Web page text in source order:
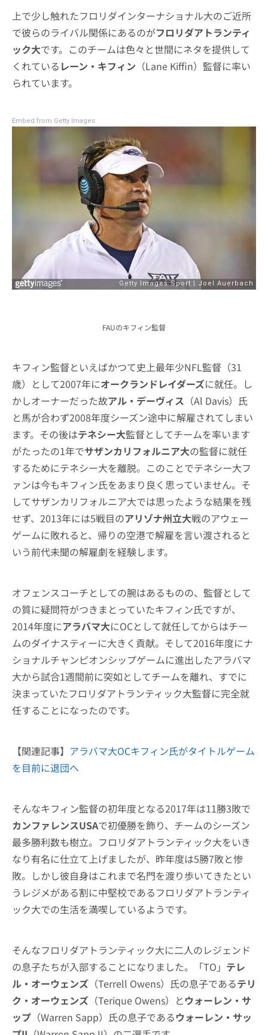
上で少し触れたフロリダインターナショナル大のご近所
で彼らのライバル関係にあるのがフロリダアトランティ
ック大です。このチームは色々と世間にネタを提供して
くれている レーン・キフィン （Lane Kiffin）監督に率い
られています。
Embed from Getty Images
FAUのキフィン監督
キフィン監督といえばかつて史上最年少NFL監督（31
歳）として2007年にオークランドレイダーズに就任。し
かしオーナーだった故アル・デーヴィス （Al Davis）氏
と馬が合わず2008年度シーズン途中に解雇されてしまい
ます。その後はテネシー大監督としてチームを率います
がたったの1年でサザンカリフォルニア大の監督に就任
するためにテネシー大を離脱。このことでテネシー大フ
ァンは今もキフィン氏をあまり良く思っていません。そ
してサザンカリフォルニア大では思ったような結果を残
せず、2013年には5戦目のアリゾナ州立大戦のアウェー
ゲームに敗れると、帰りの空港で解雇を言い渡されると
いう前代未聞の解雇劇を経験します。
オフェンスコーチとしての腕はあるものの、監督として
の質に疑問符がつきまとっていたキフィン氏ですが、
2014年度にアラバマ大にOCとして就任してからはチー
ムのダイナスティーに大きく貢献。そして2016年度にナ
ショナルチャンピオンシップゲームに進出したアラバマ
大から試合1週間前に突如としてチームを離れ、すでに
決まっていたフロリダアトランティック大監督に完全就
任することになったのです。
【関連記事】 アラバマ大OCキフィン氏がタイトルゲーム
を目前に退団へ
そんなキフィン監督の初年度となる2017年は11勝3敗で
カンファレンスUSAで初優勝を飾り、チームのシーズン
最多勝利数も樹立。フロリダアトランティック大をいき
なり有名に仕立て上げましたが、昨年度は5勝7敗と惨
敗。しかし彼自身はこれまで名門を渡り歩いてきたとい
うレジメがある割に中堅校であるフロリダアトランティ
ック大での生活を満喫しているようです。
そんなフロリダアトランティック大に二人のレジェンド
の息子たちが入部することになりました。「TO」 テレ
ル・オーウェンズ （Terrell Owens）氏の息子であるテリ
ク・オーウェンズ （Terique Owens）とウォーレン・サ
ップ （Warren Sapp）氏の息子であるウォーレン・サッ